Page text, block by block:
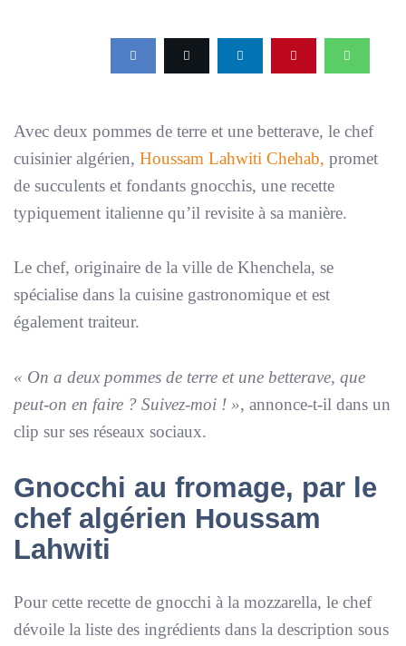
Avec deux pommes de terre et une betterave, le chef
cuisinier algérien, Houssam Lahwiti Chehab, promet
de succulents et fondants gnocchis, une recette
typiquement italienne qu’il revisite à sa manière.
Le chef, originaire de la ville de Khenchela, se
spécialise dans la cuisine gastronomique et est
également traiteur.
« On a deux pommes de terre et une betterave, que
peut-on en faire ? Suivez-moi ! », annonce-t-il dans un
clip sur ses réseaux sociaux.
Gnocchi au fromage, par le
chef algérien Houssam
Lahwiti
Pour cette recette de gnocchi à la mozzarella, le chef
dévoile la liste des ingrédients dans la description sous